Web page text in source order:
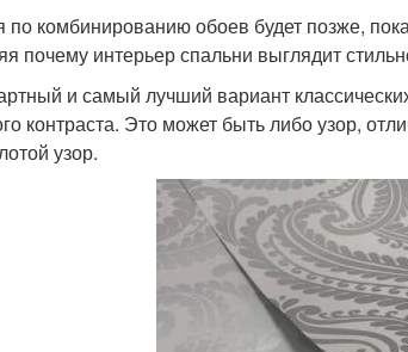
по комбинированию обоев будет позже,
почему интерьер спальни выглядит
и самый лучший вариант
контраста. Это может быть либо узор,
узор.